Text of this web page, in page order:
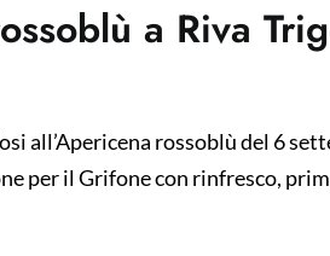
a Riva
all’Apericena rossoblù del 6
per il Grifone con rinfresco,